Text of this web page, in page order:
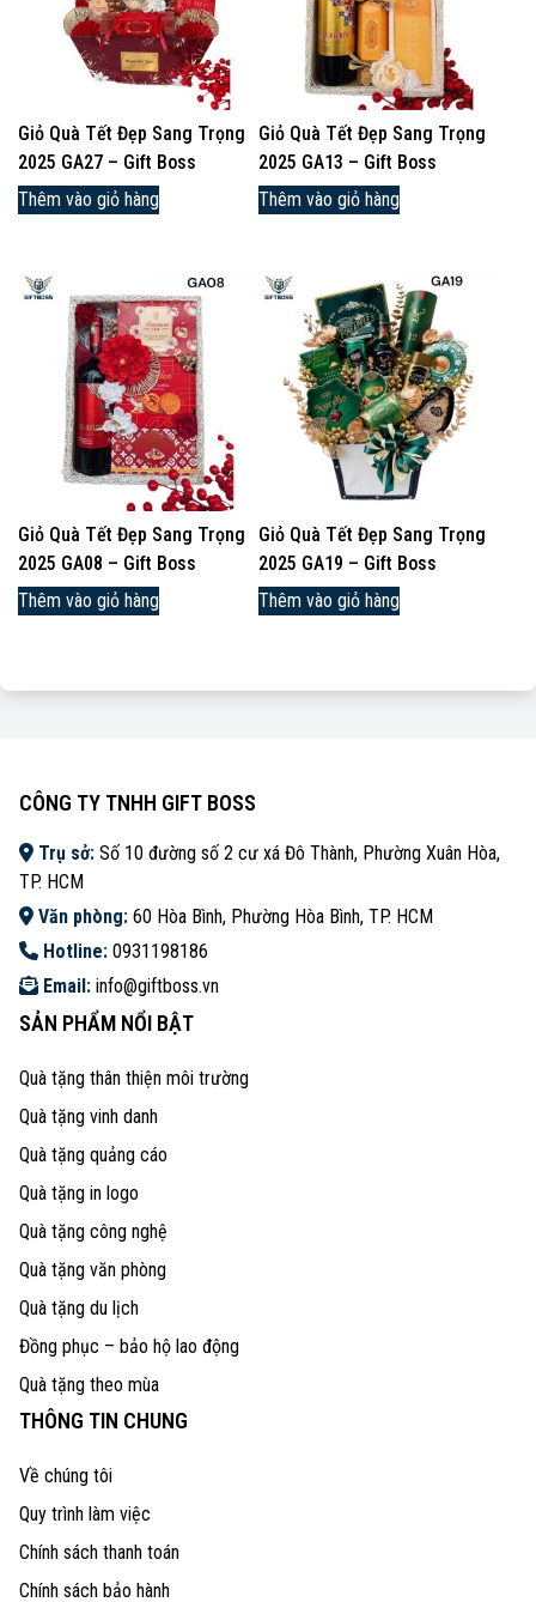
Giỏ Quà Tết Đẹp Sang Trọng
2025 GA27 – Gift Boss
Thêm vào giỏ hàng
Giỏ Quà Tết Đẹp Sang Trọng
2025 GA13 – Gift Boss
Thêm vào giỏ hàng
Giỏ Quà Tết Đẹp Sang Trọng
2025 GA08 – Gift Boss
Thêm vào giỏ hàng
Giỏ Quà Tết Đẹp Sang Trọng
2025 GA19 – Gift Boss
Thêm vào giỏ hàng
CÔNG TY TNHH GIFT BOSS
Trụ sở: Số 10 đường số 2 cư xá Đô Thành, Phường Xuân Hòa,
TP. HCM
Văn phòng: 60 Hòa Bình, Phường Hòa Bình, TP. HCM
Hotline: 0931198186
Email: info@giftboss.vn
SẢN PHẨM NỔI BẬT
Quà tặng thân thiện môi trường
Quà tặng vinh danh
Quà tặng quảng cáo
Quà tặng in logo
Quà tặng công nghệ
Quà tặng văn phòng
Quà tặng du lịch
Đồng phục – bảo hộ lao động
Quà tặng theo mùa
THÔNG TIN CHUNG
Về chúng tôi
Quy trình làm việc
Chính sách thanh toán
Chính sách bảo hành